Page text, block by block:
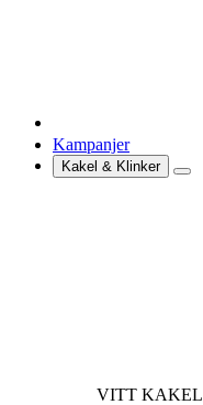
Kampanjer
Kakel & Klinker
VITT KAKEL